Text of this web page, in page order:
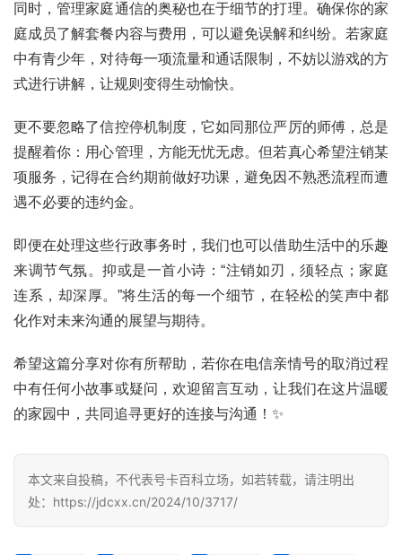
号
卡
百
科
诈
知
识
行
业
资
讯
流
量
卡
荐
号
码
登录 注册
投稿
同时，管理家庭通信的奥秘也在于细节的打理。确保你的家
庭成员了解套餐内容与费用，可以避免误解和纠纷。若家庭
中有青少年，对待每一项流量和通话限制，不妨以游戏的方
式进行讲解，让规则变得生动愉快。
更不要忽略了信控停机制度，它如同那位严厉的师傅，总是
提醒着你：用心管理，方能无忧无虑。但若真心希望注销某
项服务，记得在合约期前做好功课，避免因不熟悉流程而遭
遇不必要的违约金。
即便在处理这些行政事务时，我们也可以借助生活中的乐趣
来调节气氛。抑或是一首小诗：“注销如刃，须轻点；家庭
连系，却深厚。”将生活的每一个细节，在轻松的笑声中都
化作对未来沟通的展望与期待。
希望这篇分享对你有所帮助，若你在电信亲情号的取消过程
中有任何小故事或疑问，欢迎留言互动，让我们在这片温暖
的家园中，共同追寻更好的连接与沟通！✨
本文来自投稿，不代表号卡百科立场，如若转载，请注明出
处：https://jdcxx.cn/2024/10/3717/